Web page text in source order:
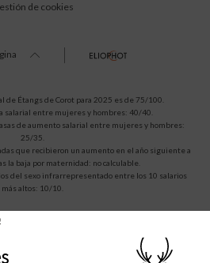
de cookies
de Étangs de Corot para 2025 es de 75/100.
salarial entre mujeres y hombres: 40/40.
de aumento salarial entre mujeres y hombres:
25/35.
que recibieron un aumento en el año siguiente a
la baja por maternidad: no calculable.
del sexo infrarrepresentado entre los 10 salarios
más altos: 10/10.
WBCOROT